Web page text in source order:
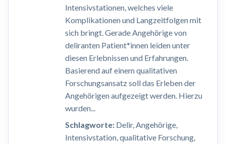
Intensivstationen, welches viele
Komplikationen und Langzeitfolgen mit
sich bringt. Gerade Angehörige von
deliranten Patient*innen leiden unter
diesen Erlebnissen und Erfahrungen.
Basierend auf einem qualitativen
Forschungsansatz soll das Erleben der
Angehörigen aufgezeigt werden. Hierzu
wurden...
Schlagworte:Delir, Angehörige,
Intensivstation, qualitative Forschung,